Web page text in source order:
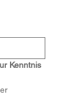
Kenntnis